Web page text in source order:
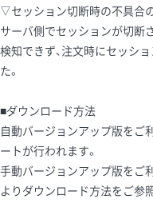
▽セッション切断時の不具合
サーバ側でセッションが切断
検知できず、注文時にセッシ
た。
■ダウンロード方法
自動バージョンアップ版をご
ートが行われます。
手動バージョンアップ版をご
よりダウンロード方法をご参